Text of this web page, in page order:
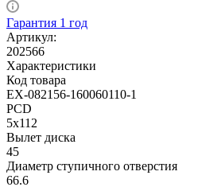
Гарантия 1 год
Артикул:
202566
Характеристики
Код товара
EX-082156-160060110-1
PCD
5x112
Вылет диска
45
Диаметр ступичного отверстия
66.6